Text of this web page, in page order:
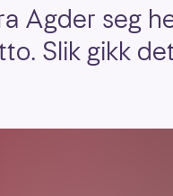
Agder seg
Slik gikk